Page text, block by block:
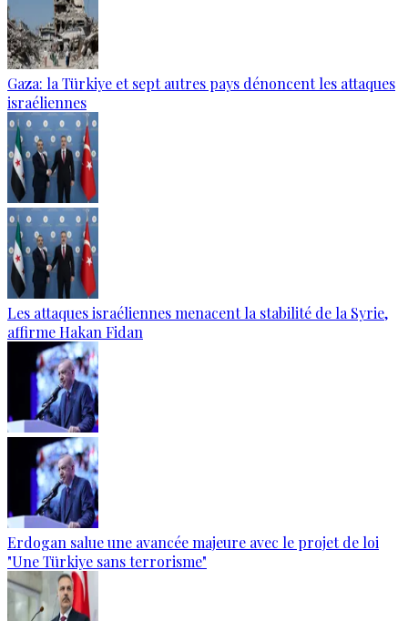
Gaza: la Türkiye et sept autres pays dénoncent les attaques
israéliennes
Les attaques israéliennes menacent la stabilité de la Syrie,
affirme Hakan Fidan
Erdogan salue une avancée majeure avec le projet de loi
"Une Türkiye sans terrorisme"